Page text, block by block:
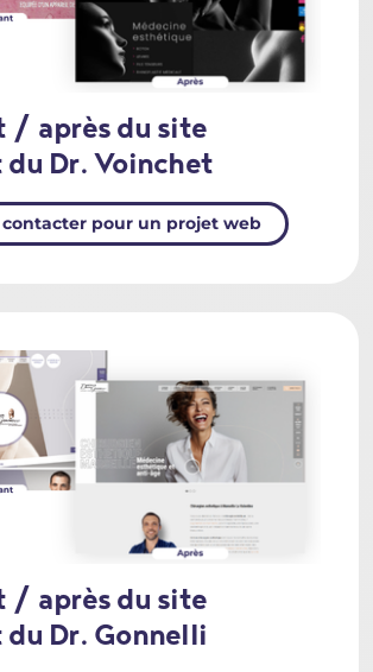
/ après du site
Dr. Voinchet
contacter pour un projet web
/ après du site
Dr. Gonnelli